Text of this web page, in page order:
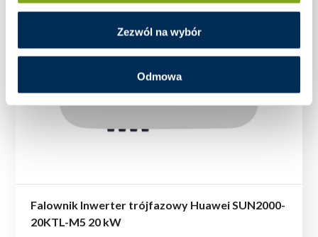
Zezwól na wybór
Odmowa
Falownik Inwerter trójfazowy Huawei SUN2000-
20KTL-M5 20 kW